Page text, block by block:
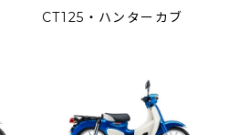
CT125・ハンターカブ